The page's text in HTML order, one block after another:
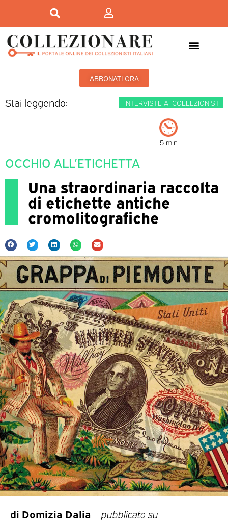
ABBONATI ORA
Stai leggendo: INTERVISTE AI COLLEZIONISTI
5 min
OCCHIO ALL’ETICHETTA
Una straordinaria raccolta
di etichette antiche
cromolitografiche
di Domizia Dalia –pubblicato su